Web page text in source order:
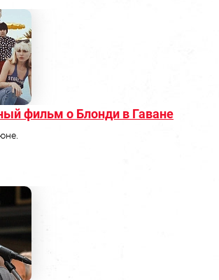
фильм о Блонди в Гаване